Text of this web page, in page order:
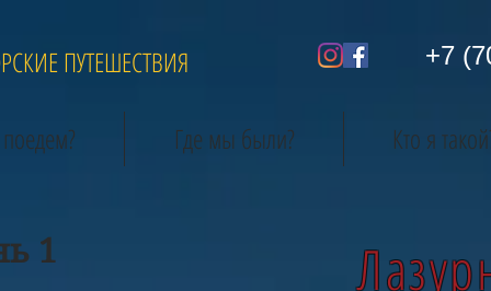
ПУТЕШЕСТВИЯ +7
Где мы были? Кто я
1